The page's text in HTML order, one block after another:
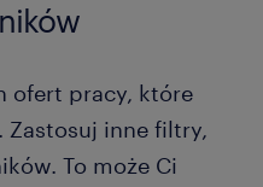
ofert pracy, które
Zastosuj inne filtry,
To może Ci